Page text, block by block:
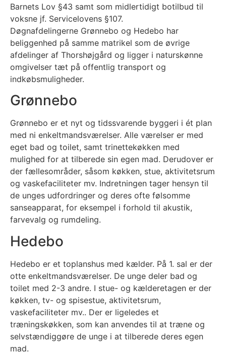
Barnets Lov §43 samt som midlertidigt botilbud til
voksne jf. Servicelovens §107.
Døgnafdelingerne Grønnebo og Hedebo har
beliggenhed på samme matrikel som de øvrige
afdelinger af Thorshøjgård og ligger i naturskønne
omgivelser tæt på offentlig transport og
indkøbsmuligheder.
Grønnebo
Grønnebo er et nyt og tidssvarende byggeri i ét plan
med ni enkeltmandsværelser. Alle værelser er med
eget bad og toilet, samt trinettekøkken med
mulighed for at tilberede sin egen mad. Derudover er
der fællesområder, såsom køkken, stue, aktivitetsrum
og vaskefaciliteter mv. Indretningen tager hensyn til
de unges udfordringer og deres ofte følsomme
sanseapparat, for eksempel i forhold til akustik,
farvevalg og rumdeling.
Hedebo
Hedebo er et toplanshus med kælder. På 1. sal er der
otte enkeltmandsværelser. De unge deler bad og
toilet med 2-3 andre. I stue- og kælderetagen er der
køkken, tv- og spisestue, aktivitetsrum,
vaskefaciliteter mv.. Der er ligeledes et
træningskøkken, som kan anvendes til at træne og
selvstændiggøre de unge i at tilberede deres egen
mad.